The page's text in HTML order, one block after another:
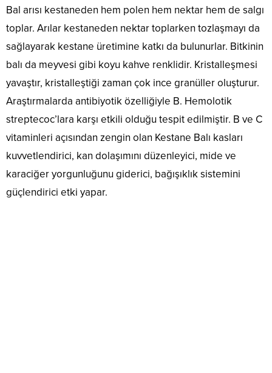
Bal arısı kestaneden hem polen hem nektar hem de salgı
toplar. Arılar kestaneden nektar toplarken tozlaşmayı da
sağlayarak kestane üretimine katkı da bulunurlar. Bitkinin
balı da meyvesi gibi koyu kahve renklidir. Kristalleşmesi
yavaştır, kristalleştiği zaman çok ince granüller oluşturur.
Araştırmalarda antibiyotik özelliğiyle B. Hemolotik
streptecoc’lara karşı etkili olduğu tespit edilmiştir. B ve C
vitaminleri açısından zengin olan Kestane Balı kasları
kuvvetlendirici, kan dolaşımını düzenleyici, mide ve
karaciğer yorgunluğunu giderici, bağışıklık sistemini
güçlendirici etki yapar.